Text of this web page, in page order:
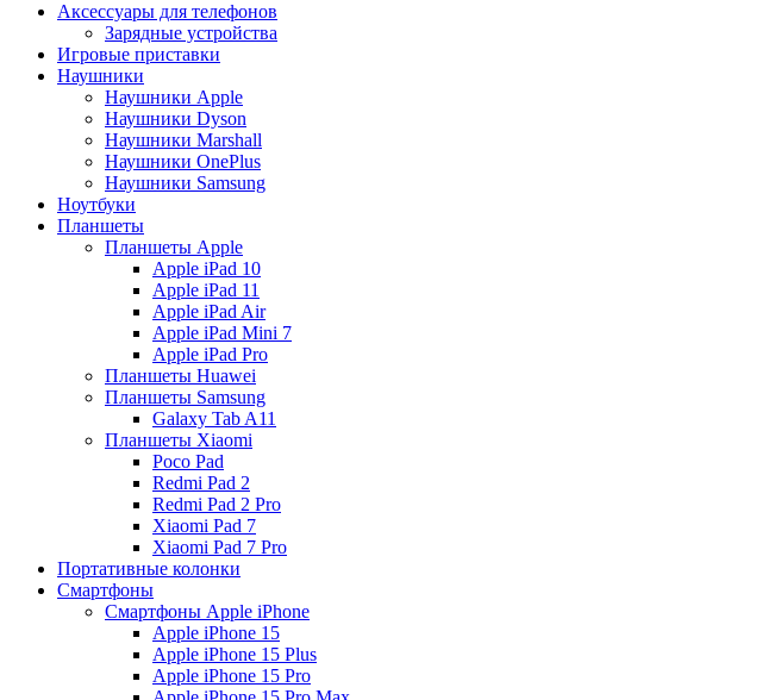
Аксессуары для телефонов
Зарядные устройства
Игровые приставки
Наушники
Наушники Apple
Наушники Dyson
Наушники Marshall
Наушники OnePlus
Наушники Samsung
Ноутбуки
Планшеты
Планшеты Apple
Apple iPad 10
Apple iPad 11
Apple iPad Air
Apple iPad Mini 7
Apple iPad Pro
Планшеты Huawei
Планшеты Samsung
Galaxy Tab A11
Планшеты Xiaomi
Poco Pad
Redmi Pad 2
Redmi Pad 2 Pro
Xiaomi Pad 7
Xiaomi Pad 7 Pro
Портативные колонки
Смартфоны
Смартфоны Apple iPhone
Apple iPhone 15
Apple iPhone 15 Plus
Apple iPhone 15 Pro